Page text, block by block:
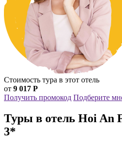
Стоимость тура в этот отель
от 9 017 Р
Получить промокод Подберите
Туры в отель Hoi An
3*